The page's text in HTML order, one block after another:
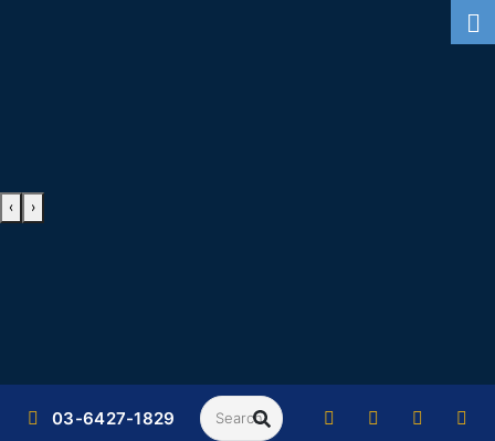
‹ ›
03-6427-1829 Search
SEARCH